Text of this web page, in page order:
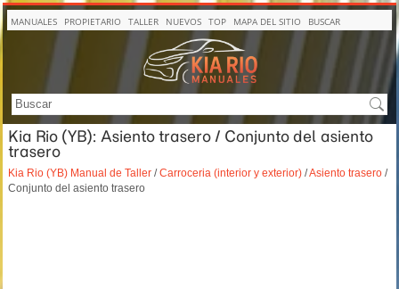
MANUALES PROPIETARIO TALLER NUEVOS TOP MAPA DEL SITIO BUSCAR
Kia Rio (YB): Asiento trasero / Conjunto del asiento
trasero
Kia Rio (YB) Manual de Taller /Carroceria (interior y exterior) /Asiento trasero /
Conjunto del asiento trasero